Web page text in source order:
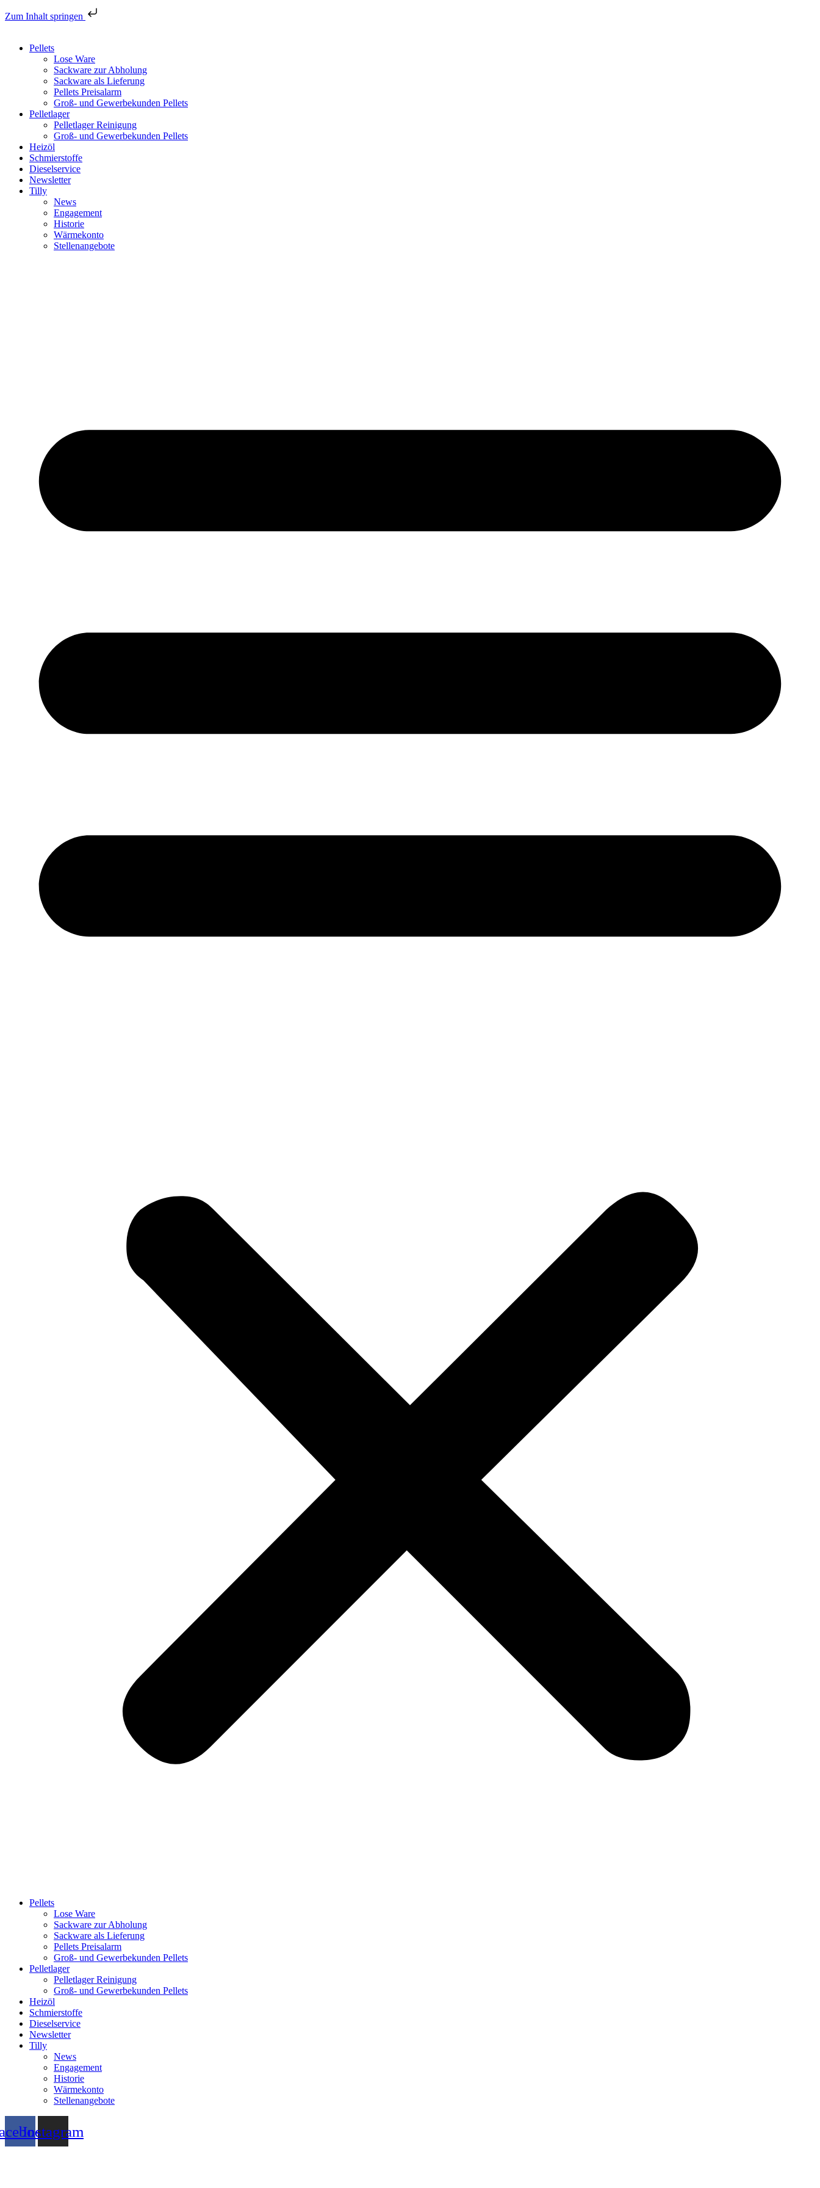
Zum Inhalt springen
Pellets
Lose Ware
Sackware zur Abholung
Sackware als Lieferung
Pellets Preisalarm
Groß- und Gewerbekunden Pellets
Pelletlager
Pelletlager Reinigung
Groß- und Gewerbekunden Pellets
Heizöl
Schmierstoffe
Dieselservice
Newsletter
Tilly
News
Engagement
Historie
Wärmekonto
Stellenangebote
Pellets
Lose Ware
Sackware zur Abholung
Sackware als Lieferung
Pellets Preisalarm
Groß- und Gewerbekunden Pellets
Pelletlager
Pelletlager Reinigung
Groß- und Gewerbekunden Pellets
Heizöl
Schmierstoffe
Dieselservice
Newsletter
Tilly
News
Engagement
Historie
Wärmekonto
Stellenangebote
Instagram